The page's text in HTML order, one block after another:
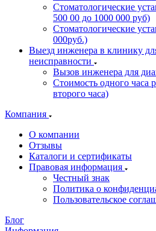
Стоматологические
500 00 до 1000 000 руб)
Стоматологические
000руб.)
Выезд инженера в клинику
неисправности
Вызов инженера для
Стоимость одного часа
второго часа)
Компания
О компании
Отзывы
Каталоги и сертификаты
Правовая информация
Честный знак
Политика о
Пользовательское
Блог